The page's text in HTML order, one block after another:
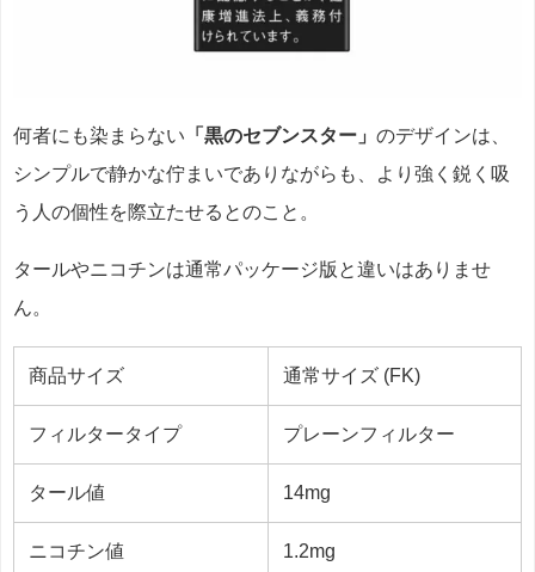
何者にも染まらない 「黒のセブンスター」 のデザインは、
シンプルで静かな佇まいでありながらも、より強く鋭く吸
う人の個性を際立たせるとのこと。
タールやニコチンは通常パッケージ版と違いはありませ
ん。
商品サイズ 通常サイズ (FK)
フィルタータイプ プレーンフィルター
タール値 14mg
ニコチン値 1.2mg